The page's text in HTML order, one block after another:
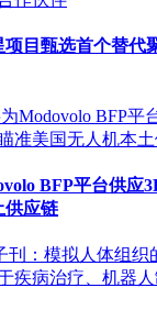
项目甄选首个替代
BFP平台供应
供应链